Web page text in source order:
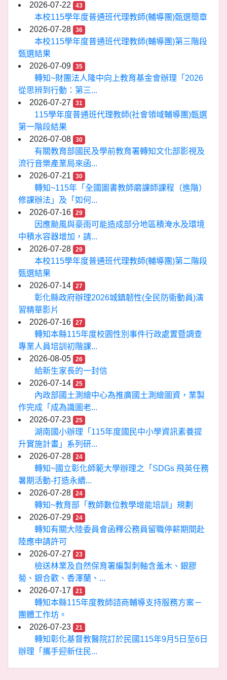
2026-07-22
43
本校115學年度普通班代理教師(輔導團)甄選簡章
2026-07-28
36
本校115學年度普通班代理教師(輔導團)第三階段
甄選結果
2026-07-09
35
轉知~財團法人隆中向上教育基金會辦理「2026
從思辨到行動：第三...
2026-07-27
31
115學年度普通班代理教師(社會領域輔導團)甄選
第一階段結果
2026-07-08
30
有關教育部國民及學前教育署轉知文化部影視及
流行音樂產業局來函...
2026-07-21
30
轉知~115年「全國圖書教師磨課師課程（進階）
修課辦法」及「如何...
2026-07-16
29
因應颱風與豪雨可能造成部分地區積淹水及環境
中積水容器增加，請...
2026-07-28
29
本校115學年度普通班代理教師(輔導團)第二階段
甄選結果
2026-07-14
27
彰化縣政府辦理2026城鎮韌性(全民防衛動員)演
習精華影片
2026-07-16
27
轉知本縣115年度校園性別事件行政處置暨調查
專業人員培訓初階課...
2026-08-05
26
給新生家長的一封信
2026-07-14
25
內政部國土測繪中心為推廣國土測繪圖資，業製
作完成「成為識圖老...
2026-07-23
25
湖南國小辦理「115年度國民中小學資訊素養提
升實施計畫」系列研...
2026-07-28
24
轉知~國立彰化師範大學辦理之「SDGs 飛英任務
暑期活動-打造永續...
2026-07-28
24
轉知~教育部「教師數位教學增能培訓」規劃
2026-07-29
24
轉知有關大陸委員會函釋公務員留職停薪期間赴
陸應申請許可
2026-07-27
23
檢送林業及自然保育署編製刺軸含羞木、銀膠
菊、銀合歡、香澤蘭、...
2026-07-17
21
轉知本縣115年度教師諮商輔導支持服務方案－
團體工作坊。
2026-07-23
21
轉知彰化基督教醫院訂於民國115年9月5日至6日
辦理「攜手迎新住民...